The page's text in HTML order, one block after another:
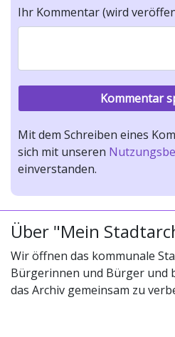
Ihr Kommentar (wird
Mit dem Schreiben eines
sich mit unseren
einverstanden.
Über "Mein
Wir öffnen das kommunale
Bürgerinnen und Bürger und
das Archiv gemeinsam zu